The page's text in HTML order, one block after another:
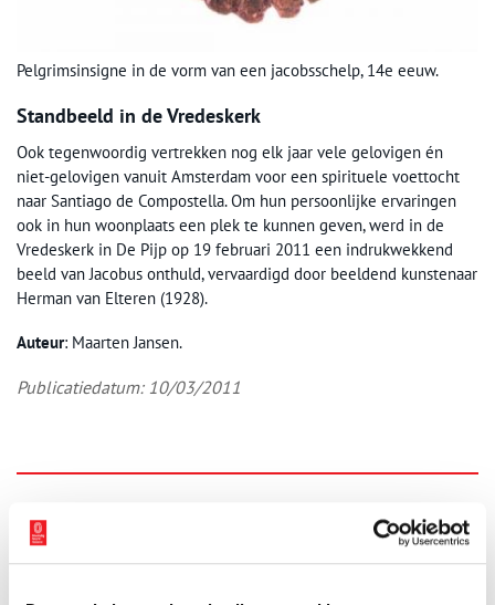
Pelgrimsinsigne in de vorm van een jacobsschelp, 14e eeuw.
Standbeeld in de Vredeskerk
Ook tegenwoordig vertrekken nog elk jaar vele gelovigen én
niet-gelovigen vanuit Amsterdam voor een spirituele voettocht
naar Santiago de Compostella. Om hun persoonlijke ervaringen
ook in hun woonplaats een plek te kunnen geven, werd in de
Vredeskerk in De Pijp op 19 februari 2011 een indrukwekkend
beeld van Jacobus onthuld, vervaardigd door beeldend kunstenaar
Herman van Elteren (1928).
Auteur: Maarten Jansen.
Publicatiedatum: 10/03/2011
Ontvang de nieuwsbrief
Wilt u op de hoogte blijven van de mooiste verhalen en het